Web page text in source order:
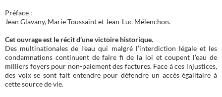
Préface :
Jean Glavany, Marie Toussaint et Jean-Luc Mélenchon.
Cet ouvrage est le récit d’une victoire historique.
Des multinationales de l’eau qui malgré l’interdiction légale et les
condamnations continuent de faire fi de la loi et coupent l’eau de
milliers foyers pour non-paiement des factures. Face à ces injustices,
des voix se sont fait entendre pour défendre un accès égalitaire à
cette source de vie.